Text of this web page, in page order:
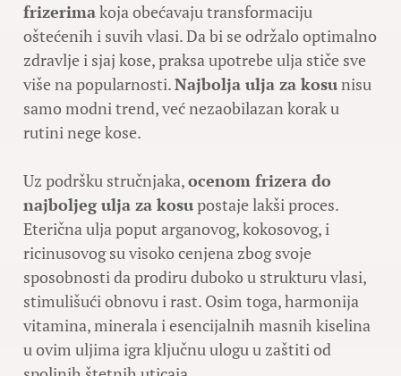
frizerimakoja obećavaju transformaciju
oštećenih i suvih vlasi. Da bi se održalo optimalno
zdravlje i sjaj kose, praksa upotrebe ulja stiče sve
više na popularnosti.Najbolja ulja za kosunisu
samo modni trend, već nezaobilazan korak u
rutini nege kose.
Uz podršku stručnjaka,ocenom frizera do
najboljeg ulja za kosupostaje lakši proces.
Eterična ulja poput arganovog, kokosovog, i
ricinusovog su visoko cenjena zbog svoje
sposobnosti da prodiru duboko u strukturu vlasi,
stimulišući obnovu i rast. Osim toga, harmonija
vitamina, minerala i esencijalnih masnih kiselina
u ovim uljima igra ključnu ulogu u zaštiti od